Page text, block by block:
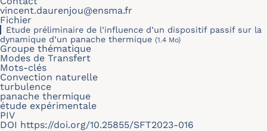
vincent.daurenjou@ensma.fr
Fichier
Etude préliminaire de l’influence d’un dispositif passif sur la
dynamique d’un panache thermique (1.4 Mo)
Groupe thématique
Modes de Transfert
Mots-clés
Convection naturelle
turbulence
panache thermique
étude expérimentale
PIV
DOI https://doi.org/10.25855/SFT2023-016